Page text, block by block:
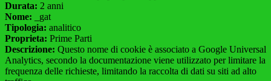
Durata: 2 anni
Nome: _gat
Tipologia: analitico
Proprieta: Prime Parti
Descrizione: Questo nome di cookie è associato a Google Universal
Analytics, secondo la documentazione viene utilizzato per limitare la
frequenza delle richieste, limitando la raccolta di dati su siti ad alto